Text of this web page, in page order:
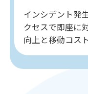
インシデント発
クセスで即座に
向上と移動コス